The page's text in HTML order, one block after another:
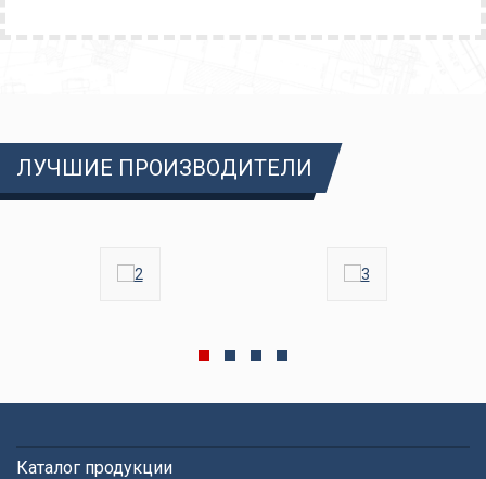
ЛУЧШИЕ ПРОИЗВОДИТЕЛИ
Каталог продукции